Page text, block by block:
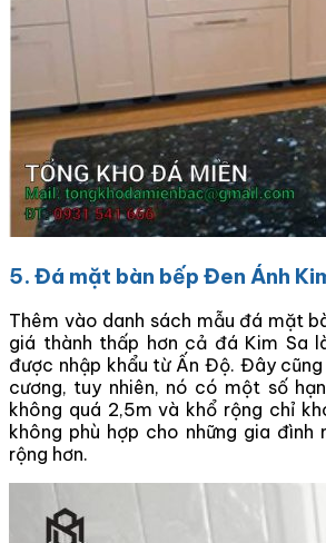
5. Đá mặt bàn bếp Đen Ánh
Thêm vào danh sách mẫu đá mặt
giá thành thấp hơn cả đá Kim Sa
được nhập khẩu từ Ấn Độ. Đây
cương, tuy nhiên, nó có một số
không quá 2,5m và khổ rộng chỉ
không phù hợp cho những gia đình
rộng hơn.